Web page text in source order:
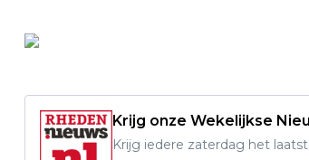
Krijg onze Wekelijkse
Krijg iedere zaterdag het